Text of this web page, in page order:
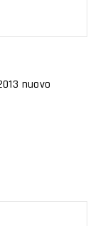
nuovo